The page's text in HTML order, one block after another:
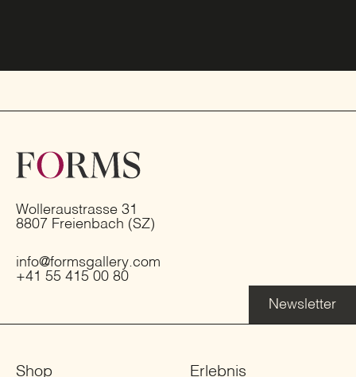
Wolleraustrasse 31
8807 Freienbach (SZ)
info@formsgallery.com
+41 55 415 00 80
Newsletter
Shop Erlebnis